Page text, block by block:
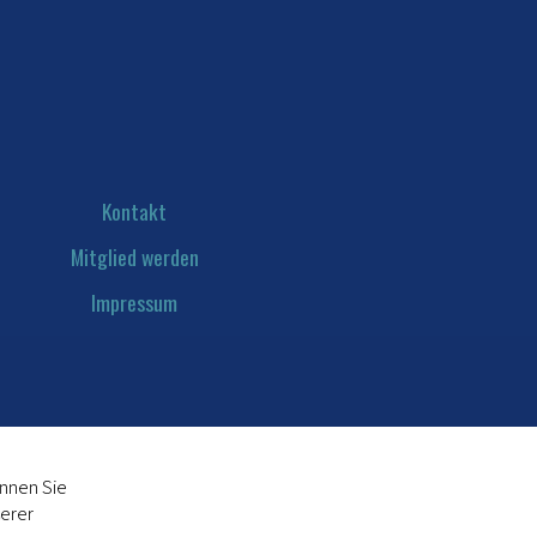
Kontakt
Mitglied werden
Impressum
Sie